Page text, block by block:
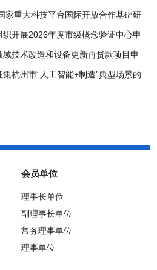
家重大科技平台国际开放合作基础研
织开展2026年度市级概念验证中心申
域技术改造和设备更新再贷款项目申
集杭州市“人工智能+制造”典型场景的
会员单位
理事长单位
副理事长单位
常务理事单位
理事单位